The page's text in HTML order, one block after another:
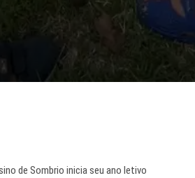
de Sombrio inicia seu ano letivo